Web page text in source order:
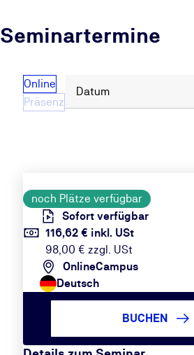
Seminartermine
Online
Präsenz
Datum
noch Plätze verfügbar
Sofort verfügbar
116,62 € inkl. USt
98,00 € zzgl. USt
OnlineCampus
Deutsch
BUCHEN